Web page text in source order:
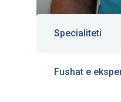
Specialiteti
Fushat e